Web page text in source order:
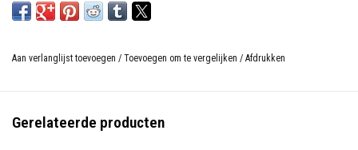
Aan verlanglijst toevoegen / Toevoegen om te vergelijken / Afdrukken
Gerelateerde producten